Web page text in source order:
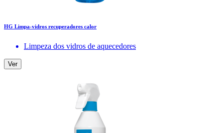
HG Limpa-vidros recuperadores calor
Limpeza dos vidros de aquecedores
Ver